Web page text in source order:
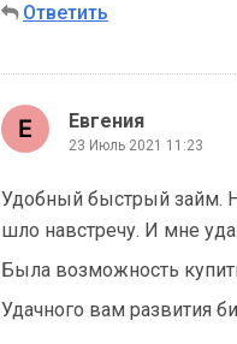
Ответить
Евгения
23 Июль 2021 11:23
Удобный быстрый займ.
шло навстречу. И мне
Была возможность
Удачного вам развития